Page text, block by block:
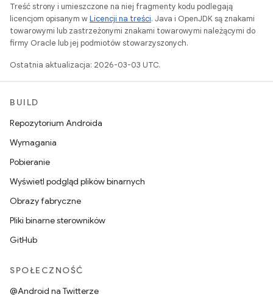
Treść strony i umieszczone na niej fragmenty kodu podlegają
licencjom opisanym wLicencji na treści. Java i OpenJDK są znakami
towarowymi lub zastrzeżonymi znakami towarowymi należącymi do
firmy Oracle lub jej podmiotów stowarzyszonych.
Ostatnia aktualizacja: 2026-03-03 UTC.
BUILD
Repozytorium Androida
Wymagania
Pobieranie
Wyświetl podgląd plików binarnych
Obrazy fabryczne
Pliki binarne sterowników
GitHub
SPOŁECZNOŚĆ
@Android na Twitterze